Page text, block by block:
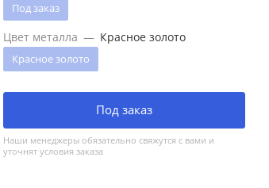
Под заказ
Цвет металла — Красное золото
Красное золото
Под заказ
Наши менеджеры обязательно свяжутся с вами и
уточнят условия заказа